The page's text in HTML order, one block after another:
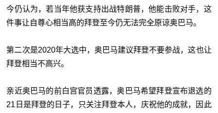
今仍认为，若当年他获支持出战特朗普，他能击败对手，这
件事让自尊心相当高的拜登至今仍无法完全原谅奥巴马。
第二次是2020年大选中，奥巴马建议拜登不要参战，这也让
拜登相当不高兴。
亲近奥巴马的前白宫官员透露，奥巴马希望拜登宣布退选的
21日是拜登的日子，只关注拜登本人，庆祝他的成就，因此